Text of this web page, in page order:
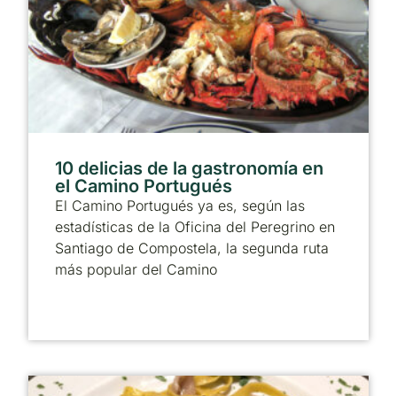
10 delicias de la gastronomía en
el Camino Portugués
El Camino Portugués ya es, según las
estadísticas de la Oficina del Peregrino en
Santiago de Compostela, la segunda ruta
más popular del Camino